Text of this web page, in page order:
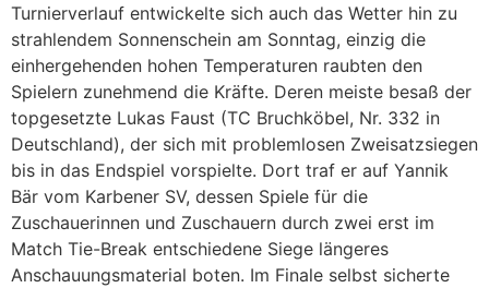
Turnierverlauf entwickelte sich auch das Wetter hin zu
strahlendem Sonnenschein am Sonntag, einzig die
einhergehenden hohen Temperaturen raubten den
Spielern zunehmend die Kräfte. Deren meiste besaß der
topgesetzte Lukas Faust (TC Bruchköbel, Nr. 332 in
Deutschland), der sich mit problemlosen Zweisatzsiegen
bis in das Endspiel vorspielte. Dort traf er auf Yannik
Bär vom Karbener SV, dessen Spiele für die
Zuschauerinnen und Zuschauern durch zwei erst im
Match Tie-Break entschiedene Siege längeres
Anschauungsmaterial boten. Im Finale selbst sicherte